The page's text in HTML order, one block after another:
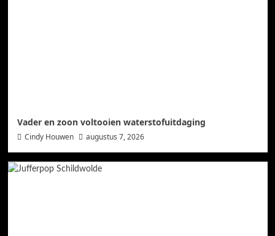
Vader en zoon voltooien waterstofuitdaging
Cindy Houwen augustus 7, 2026